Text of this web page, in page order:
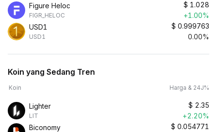
Figure Heloc
FIGR_HELOC
$ 1.028
+1.00%
USD1
USD1
$ 0.999763
0.00%
Koin yang Sedang Tren
Koin Harga & 24J%
Lighter
LIT
$ 2.35
+2.20%
Biconomy
$ 0.054771